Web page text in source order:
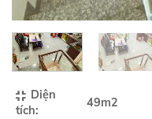
Diện
tích:
49m2